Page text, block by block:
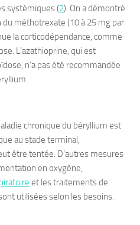
systémiques (2). On a démontré
méthotrexate (10 à 25 mg par
la corticodépendance, comme
L’azathioprine, qui est
n’a pas été recommandée
chronique du béryllium est
au stade terminal,
être tentée. D’autres mesures
en oxygène,
et les traitements de
utilisées selon les besoins.